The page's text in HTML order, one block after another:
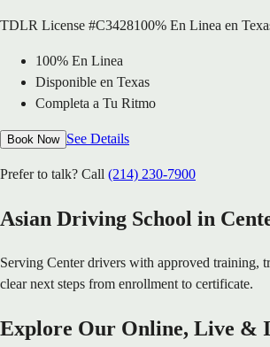
TDLR License #C3428100% En Linea en
100% En Linea
Disponible en Texas
Completa a Tu Ritmo
Book Now See Details
Prefer to talk? Call (214) 230-7900
Asian Driving School in
Serving Centerdrivers with approved training,
clear next steps from enrollment to certificate.
Explore Our Online, Live &